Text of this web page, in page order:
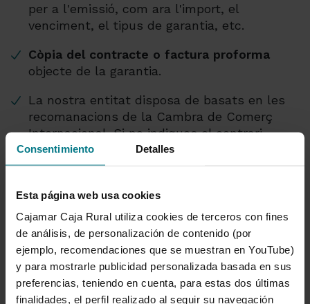
Consentimiento Detalles
Esta página web usa cookies
Cajamar Caja Rural utiliza cookies de terceros con fines
de análisis, de personalización de contenido (por
ejemplo, recomendaciones que se muestran en YouTube)
y para mostrarle publicidad personalizada basada en sus
preferencias, teniendo en cuenta, para estas dos últimas
finalidades, el perfil realizado al seguir su navegación
per a l'emissió, com ara l'import, el
venciment, el tipus de garantia, etc.
Còpia del contracte o factura proforma
objecte de la garantia.
La nostra entitat disposa de basats en les
recomanacions de la Cambra de Comerç
Internacional. Si no indiques el contrari,
nosaltres utilitzarem el text estàndard per
emetre la garantia.
determinat, has de fer-nos-el seguir perquè
estudiem si és possible emetre l'aval en els
termes sol·licitats.
Per sol·licitar una modificació d'una garantia ja
emesa, has de remetre a la teva oficina una
carta signada on indiquis les modificacions que